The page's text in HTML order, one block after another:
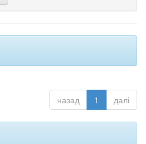
назад 1 далі